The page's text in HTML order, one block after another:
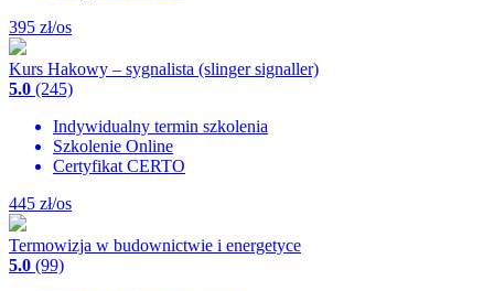
395 zł/os
Kurs Hakowy – sygnalista (slinger signaller)
5.0 (245)
Indywidualny termin szkolenia
Szkolenie Online
Certyfikat CERTO
445 zł/os
Termowizja w budownictwie i energetyce
5.0 (99)